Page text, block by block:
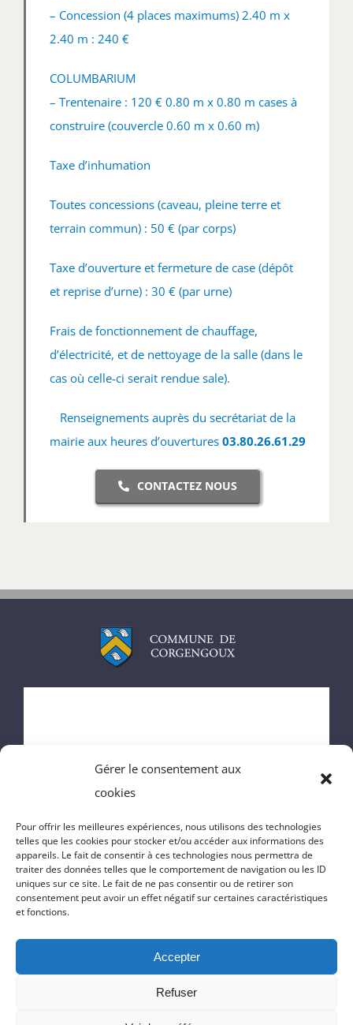
Gérer le consentement aux
cookies
Pour offrir les meilleures expériences, nous utilisons des technologies
telles que les cookies pour stocker et/ou accéder aux informations des
appareils. Le fait de consentir à ces technologies nous permettra de
traiter des données telles que le comportement de navigation ou les ID
uniques sur ce site. Le fait de ne pas consentir ou de retirer son
consentement peut avoir un effet négatif sur certaines caractéristiques
et fonctions.
Accepter
Refuser
– Concession (4 places maximums) 2.40 m x
2.40 m : 240 €
COLUMBARIUM
– Trentenaire : 120 € 0.80 m x 0.80 m cases à
construire (couvercle 0.60 m x 0.60 m)
Taxe d’inhumation
Toutes concessions (caveau, pleine terre et
terrain commun) : 50 € (par corps)
Taxe d’ouverture et fermeture de case (dépôt
et reprise d’urne) : 30 € (par urne)
Frais de fonctionnement de chauffage,
d’électricité, et de nettoyage de la salle (dans le
cas où celle-ci serait rendue sale).
Renseignements auprès du secrétariat de la
mairie aux heures d’ouvertures 03.80.26.61.29
CONTACTEZ NOUS
VIE DU VILLAGE
VIE PRATIQUE
CONTACT